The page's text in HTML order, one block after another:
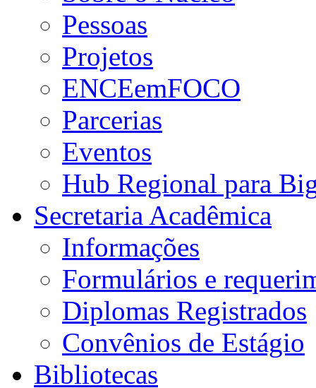
Pessoas
Projetos
ENCEemFOCO
Parcerias
Eventos
Hub Regional para
Secretaria Acadêmica
Informações
Formulários e
Diplomas Registrados
Convênios de Estágio
Bibliotecas